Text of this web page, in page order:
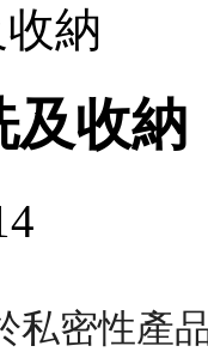
納
及收納
私密性產